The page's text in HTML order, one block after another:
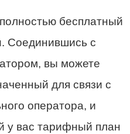
бесплатный
Соединившись с
вы можете
для связи с
оператора, и
у вас тарифный план